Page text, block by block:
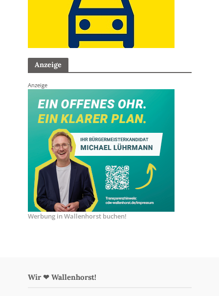
Anzeige
Anzeige
Werbung in Wallenhorst buchen!
Wir ❤ Wallenhorst!